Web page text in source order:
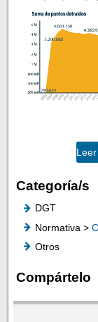
Categoría/s
DGT
Normativa >
Otros
Compártelo